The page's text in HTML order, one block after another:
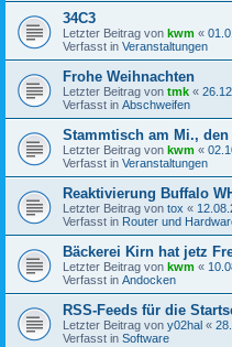
34C3
Letzter Beitrag von kwm «
Verfasst in Veranstaltungen
Frohe Weihnachten
Letzter Beitrag von tmk «
Verfasst in Abschweifen
Stammtisch am Mi., den
Letzter Beitrag von kwm «
Verfasst in Veranstaltungen
Reaktivierung Buffalo
Letzter Beitrag von tox «
Verfasst in Router und
Bäckerei Kirn hat jetz
Letzter Beitrag von kwm «
Verfasst in Andocken
RSS-Feeds für die
Letzter Beitrag von y02hal «
Verfasst in Software